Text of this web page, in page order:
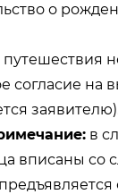
о
путешествия
согласие на
в
вписаны со